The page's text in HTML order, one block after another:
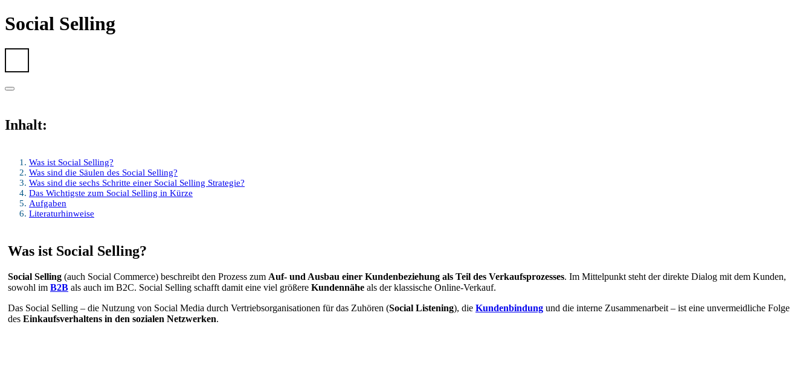
Social Selling
Inhalt:
Was ist Social Selling?
Was sind die Säulen des Social Selling?
Was sind die sechs Schritte einer Social Selling Strategie?
Das Wichtigste zum Social Selling in Kürze
Aufgaben
Literaturhinweise
Was ist Social Selling?
Social Selling (auch Social Commerce) beschreibt den Prozess zum Auf- und Ausbau einer Kundenbeziehung als Teil des Verkaufsprozesses. Im Mittelpunkt steht der direkte Dialog mit dem Kunden,
sowohl im B2B als auch im B2C. Social Selling schafft damit eine viel größere Kundennähe als der klassische Online-Verkauf.
Das Social Selling – die Nutzung von Social Media durch Vertriebsorganisationen für das Zuhören (Social Listening), die Kundenbindung und die interne Zusammenarbeit – ist eine unvermeidliche Folge
des Einkaufsverhaltens in den sozialen Netzwerken.